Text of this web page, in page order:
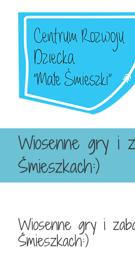
zawartości
Wiosenne gry i
Śmieszkach:)
Wiosenne gry i
Śmieszkach:)